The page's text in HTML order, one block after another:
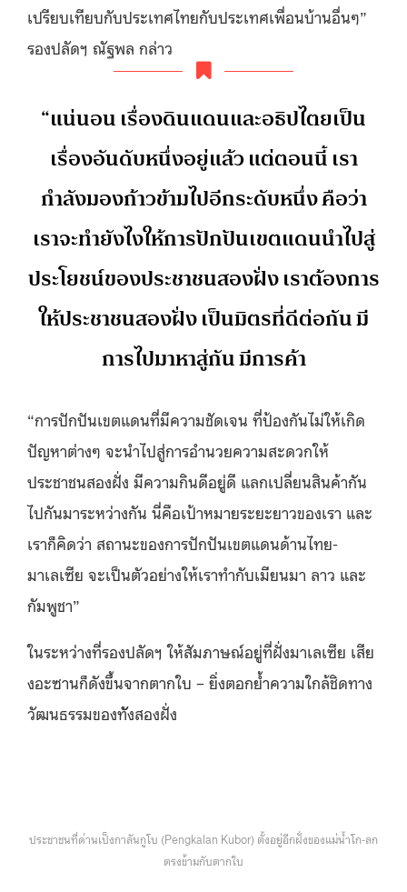
เปรียบเทียบกับประเทศไทยกับประเทศเพื่อนบ้านอื่นๆ”
รองปลัดฯ ณัฐพล กล่าว
“แน่นอน เรื่องดินแดนและอธิปไตยเป็น
เรื่องอันดับหนึ่งอยู่แล้ว แต่ตอนนี้ เรา
กำลังมองก้าวข้ามไปอีกระดับหนึ่ง คือว่า
เราจะทำยังไงให้การปักปันเขตแดนนำไปสู่
ประโยชน์ของประชาชนสองฝั่ง เราต้องการ
ให้ประชาชนสองฝั่ง เป็นมิตรที่ดีต่อกัน มี
การไปมาหาสู่กัน มีการค้า
“การปักปันเขตแดนที่มีความชัดเจน ที่ป้องกันไม่ให้เกิด
ปัญหาต่างๆ จะนำไปสู่การอำนวยความสะดวกให้
ประชาชนสองฝั่ง มีความกินดีอยู่ดี แลกเปลี่ยนสินค้ากัน
ไปกันมาระหว่างกัน นี่คือเป้าหมายระยะยาวของเรา และ
เราก็คิดว่า สถานะของการปักปันเขตแดนด้านไทย-
มาเลเซีย จะเป็นตัวอย่างให้เราทำกับเมียนมา ลาว และ
กัมพูชา”
ในระหว่างที่รองปลัดฯ ให้สัมภาษณ์อยู่ที่ฝั่งมาเลเซีย เสีย
งอะซานก็ดังขึ้นจากตากใบ – ยิ่งตอกย้ำความใกล้ชิดทาง
วัฒนธรรมของทัังสองฝั่ง
ประชาชนที่ด่านเป็งกาลันกูโบ (Pengkalan Kubor) ตั้งอยู่อีกฝั่งของแม่น้ำโก-ลก
ตรงข้ามกับตากใบ